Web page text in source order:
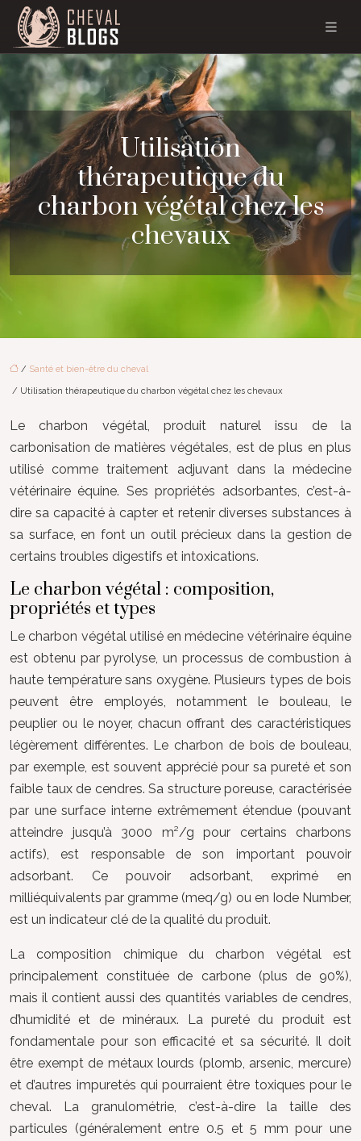
Utilisation
thérapeutique du
charbon végétal chez les
chevaux
/ Santé et bien-être du cheval
/ Utilisation thérapeutique du charbon végétal chez les chevaux
Le charbon végétal, produit naturel issu de la
carbonisation de matières végétales, est de plus en plus
utilisé comme traitement adjuvant dans la médecine
vétérinaire équine. Ses propriétés adsorbantes, c’est-à-
dire sa capacité à capter et retenir diverses substances à
sa surface, en font un outil précieux dans la gestion de
certains troubles digestifs et intoxications.
Le charbon végétal : composition,
propriétés et types
Le charbon végétal utilisé en médecine vétérinaire équine
est obtenu par pyrolyse, un processus de combustion à
haute température sans oxygène. Plusieurs types de bois
peuvent être employés, notamment le bouleau, le
peuplier ou le noyer, chacun offrant des caractéristiques
légèrement différentes. Le charbon de bois de bouleau,
par exemple, est souvent apprécié pour sa pureté et son
faible taux de cendres. Sa structure poreuse, caractérisée
par une surface interne extrêmement étendue (pouvant
atteindre jusqu’à 3000 m²/g pour certains charbons
actifs), est responsable de son important pouvoir
adsorbant. Ce pouvoir adsorbant, exprimé en
milliéquivalents par gramme (meq/g) ou en Iode Number,
est un indicateur clé de la qualité du produit.
La composition chimique du charbon végétal est
principalement constituée de carbone (plus de 90%),
mais il contient aussi des quantités variables de cendres,
d’humidité et de minéraux. La pureté du produit est
fondamentale pour son efficacité et sa sécurité. Il doit
être exempt de métaux lourds (plomb, arsenic, mercure)
et d’autres impuretés qui pourraient être toxiques pour le
cheval. La granulométrie, c’est-à-dire la taille des
particules (généralement entre 0.5 et 5 mm pour une